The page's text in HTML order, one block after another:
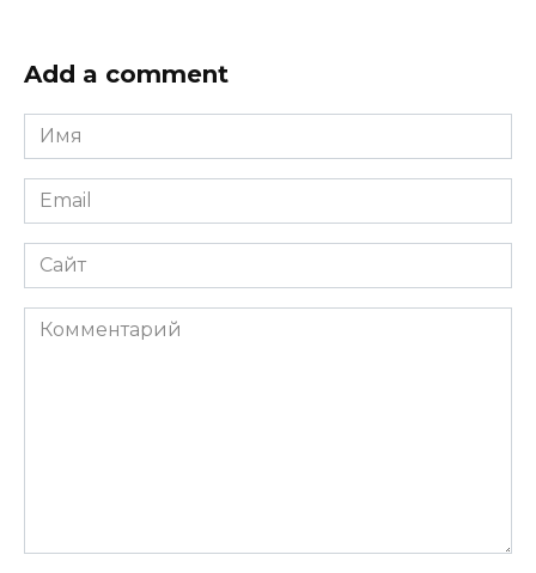
Add a comment
Имя
*
Email
*
Сайт
Комментарий